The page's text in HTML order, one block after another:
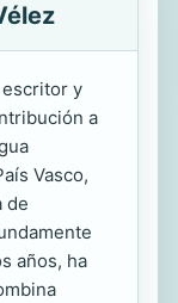
escritor y
a
Vasco,
de
años, ha